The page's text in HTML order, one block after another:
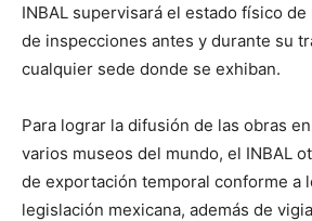
INBAL supervisará el estado físico de
de inspecciones antes y durante su
cualquier sede donde se exhiban.
Para lograr la difusión de las obras
varios museos del mundo, el INBAL
de exportación temporal conforme a
legislación mexicana, además de